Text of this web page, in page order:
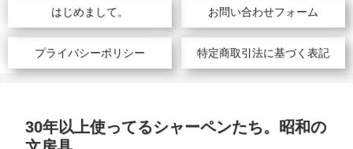
はじめまして。 お問い合わせフォーム
プライバシーポリシー 特定商取引法に基づく表記
30年以上使ってるシャーペンたち。昭和の